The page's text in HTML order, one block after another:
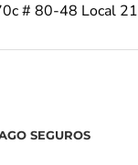
# 80-48 Local 21
SEGUROS